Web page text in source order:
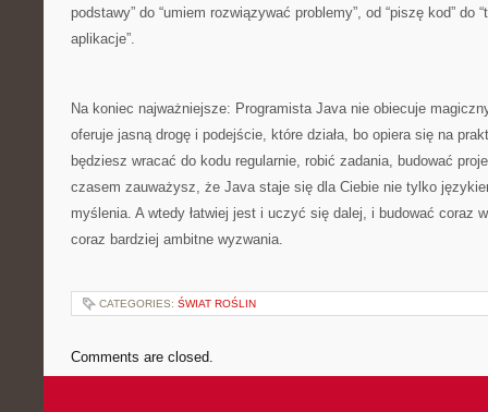
podstawy” do “umiem rozwiązywać problemy”, od “piszę kod” do
aplikacje”.
Na koniec najważniejsze: Programista Java nie obiecuje
oferuje jasną drogę i podejście, które działa, bo opiera się na
będziesz wracać do kodu regularnie, robić zadania, budować
czasem zauważysz, że Java staje się dla Ciebie nie tylko
myślenia. A wtedy łatwiej jest i uczyć się dalej, i budować coraz
coraz bardziej ambitne wyzwania.
CATEGORIES: ŚWIAT ROŚLIN
Comments are closed.